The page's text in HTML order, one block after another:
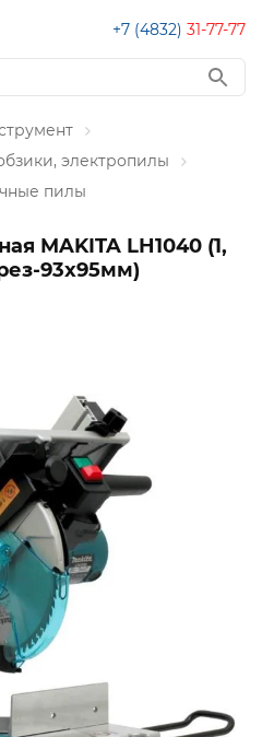
+7 (4832) 31-77-77
электропилы
пилы
MAKITA LH1040 (1,
93х95мм)